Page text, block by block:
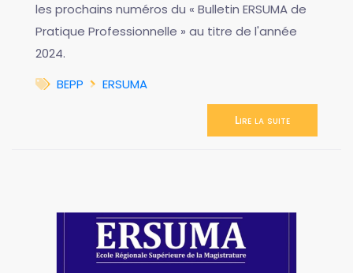
les prochains numéros du « Bulletin ERSUMA de
Pratique Professionnelle » au titre de l'année
2024.
BEPP
ERSUMA
Lire la suite